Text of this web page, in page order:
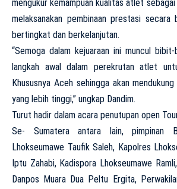
mengukur kemampuan kualitas atlet sebagai
melaksanakan pembinaan prestasi secara
bertingkat dan berkelanjutan.
“Semoga dalam kejuaraan ini muncul
langkah awal dalam perekrutan atlet
Khususnya Aceh sehingga akan
yang lebih tinggi,” ungkap Dandim.
Turut hadir dalam acara penutupan open
Se- Sumatera antara lain, pimpinan
Lhokseumawe Taufik Saleh, Kapolres
Iptu Zahabi, Kadispora Lhokseumawe
Danpos Muara Dua Peltu Ergita,